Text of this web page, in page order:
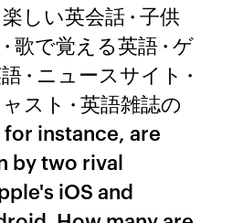
しい英会話 · 子供
歌で覚える英語 · ゲ
· ニュースサイト ·
スト · 英語雑誌の
for instance, are
by two rival
iOS and